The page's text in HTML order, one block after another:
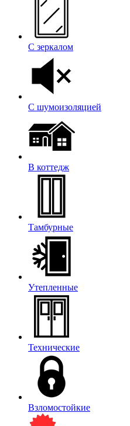
С зеркалом
С шумоизоляцией
В коттедж
Тамбурные
Утепленные
Технические
Взломостойкие